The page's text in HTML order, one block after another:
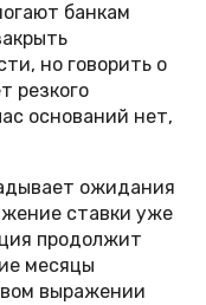
банкам
но говорить о
резкого
оснований нет,
ожидания
ставки уже
продолжит
месяцы
выражении